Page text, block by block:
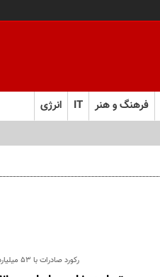
فرهنگ و هنر IT انرژی
رکورد صادرات با ۵۳ میلیارد دلار شکسته شد